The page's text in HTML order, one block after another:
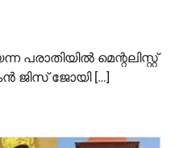
പരാതിയില്‍ മെന്റലിസ്റ്റ്
ജിസ് ജോയി […]